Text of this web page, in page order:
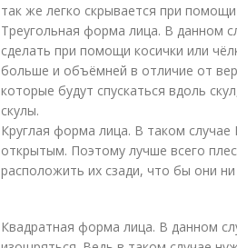
так же легко скрывается при
Треугольная форма лица. В данном
сделать при помощи косички или
больше и объёмней в отличие от
которые будут спускаться вдоль
скулы.
Круглая форма лица. В таком
открытым. Поэтому лучше всего
расположить их сзади, что бы они
Квадратная форма лица. В данном